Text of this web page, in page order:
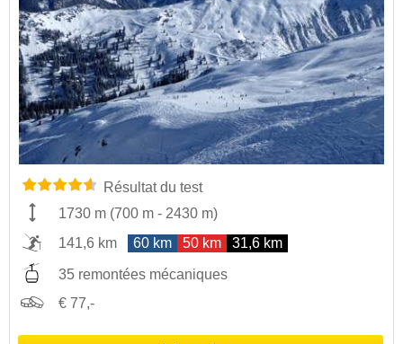
Résultat du test
1730 m (700 m - 2430 m)
141,6 km
60 km 50 km 31,6 km
35 remontées mécaniques
€ 77,-